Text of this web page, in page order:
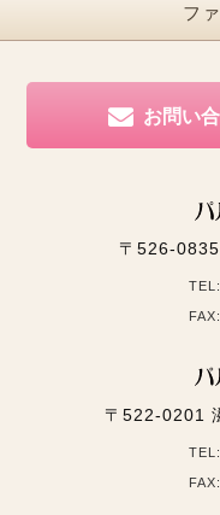
フ
お問い
〒526-0835
TEL:
FAX:
〒522-0201
TEL:
FAX: